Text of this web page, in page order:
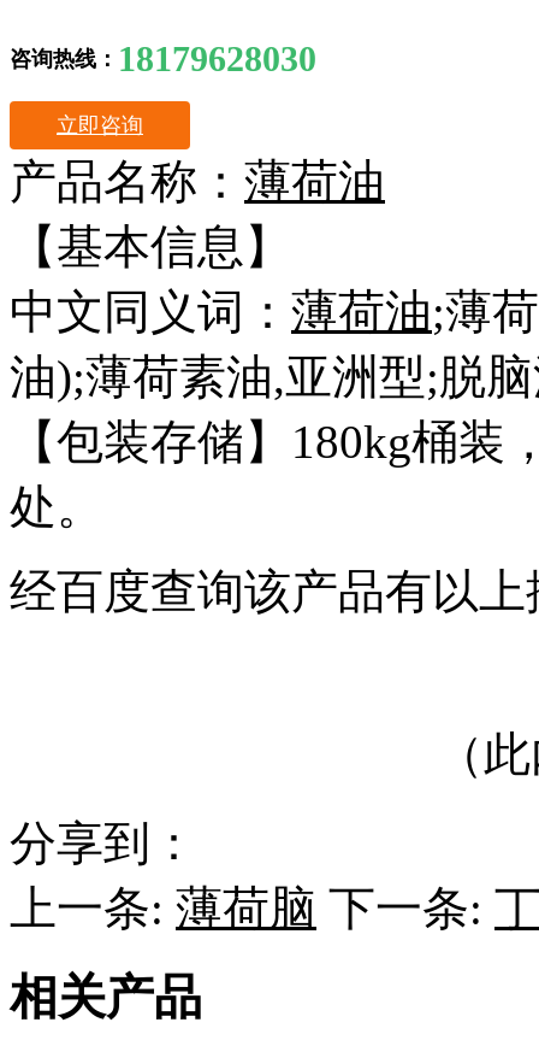
咨询热线： 18179628030
立即咨询
产品名称： 薄荷油
【基本信息】
中文同义词： 薄荷油;薄
油);薄荷素油,亚洲型;脱
【包装存储】180kg桶
处。
经百度查询该产品有以上
（
分享到：
上一条: 薄荷脑 下一条:
相关产品